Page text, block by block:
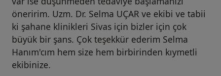
öneririm. Uzm. Dr. Selma UÇAR ve ekibi ve tabii
ki şahane klinikleri Sivas için bizler için çok
büyük bir şans. Çok teşekkür ederim Selma
Hanım'cım hem size hem birbirinden kıymetli
ekibinize.